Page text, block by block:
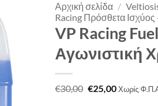
Αρχική σελίδα /
Racing Πρόσθετα
VP Racing
Αγωνιστική
€30,00 Original
price
€25,00Η
τρέχουσα
Χωρίς